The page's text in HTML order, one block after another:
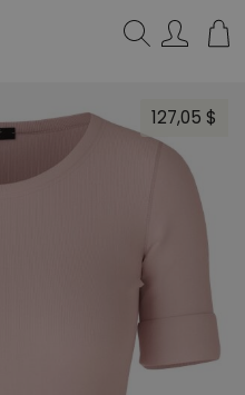
127,05 $